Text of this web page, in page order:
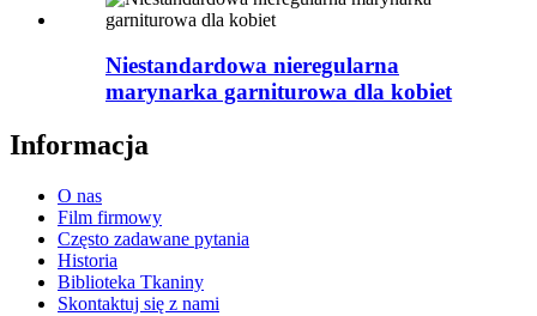
Niestandardowa nieregularna
marynarka garniturowa dla kobiet
Informacja
O nas
Film firmowy
Często zadawane pytania
Historia
Biblioteka Tkaniny
Skontaktuj się z nami